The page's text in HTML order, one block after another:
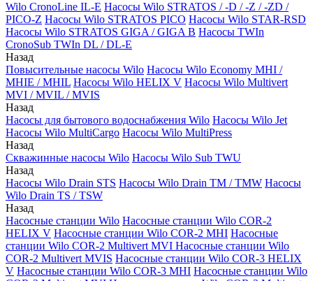
Wilo CronoLine IL-E Насосы Wilo STRATOS / -D / -Z / -ZD /
PICO-Z Насосы Wilo STRATOS PICO Насосы Wilo STAR-RSD
Насосы Wilo STRATOS GIGA / GIGA B Насосы TWIn
CronoSub TWIn DL / DL-E
Назад
Повысительные насосы Wilo Насосы Wilo Economy MHI /
MHIE / MHIL Насосы Wilo HELIX V Насосы Wilo Multivert
MVI / MVIL / MVIS
Назад
Насосы для бытового водоснабжения Wilo Насосы Wilo Jet
Насосы Wilo MultiCargo Насосы Wilo MultiPress
Назад
Скважинные насосы Wilo Насосы Wilo Sub TWU
Назад
Насосы Wilo Drain STS Насосы Wilo Drain TM / TMW Насосы
Wilo Drain TS / TSW
Назад
Насосные станции Wilo Насосные станции Wilo COR-2
HELIX V Насосные станции Wilo COR-2 MHI Насосные
станции Wilo COR-2 Multivert MVI Насосные станции Wilo
COR-2 Multivert MVIS Насосные станции Wilo COR-3 HELIX
V Насосные станции Wilo COR-3 MHI Насосные станции Wilo